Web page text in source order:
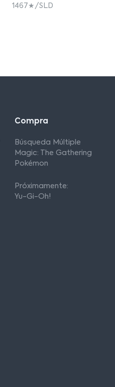
1467★/SLD
Compra
Búsqueda Múltiple
Magic: The Gathering
Pokémon
Próximamente:
Yu-Gi-Oh!